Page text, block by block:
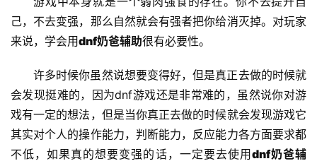
己，不去变强，那么自然就会有强者把你给消灭掉。对玩家
来说，学会用dnf奶爸辅助很有必要性。
许多时候你虽然说想要变得好，但是真正去做的时候就
会发现挺难的，因为dnf游戏还是非常难的，虽然说你对游
戏有一定的想法，但是当你真正去做的时候就会发现游戏它
其实对个人的操作能力，判断能力，反应能力各方面要求都
不低，如果真的想要变强的话，一定要去使用 dnf奶爸辅